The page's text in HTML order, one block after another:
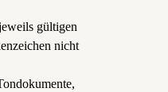
gültigen
nicht